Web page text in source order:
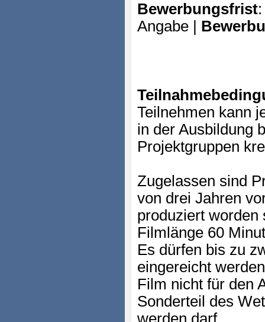
Bewerbungsfrist
Angabe |
Teilnehmen kann
in der Ausbildung
Projektgruppen
Zugelassen sind
von drei Jahren
produziert worden
Filmlänge 60
Es dürfen bis zu
eingereicht
Film nicht für den
Sonderteil des
werden darf.